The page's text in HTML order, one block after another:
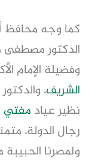
كما وجه محافظ
الدكتور مصطفى
وفضيلة الإمام
الشريف،
نظير عياد مفتي
رجال الدولة،
ولمصرنا الحبيبة